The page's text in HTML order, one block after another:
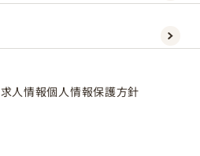
求人情報個人情報保護方針